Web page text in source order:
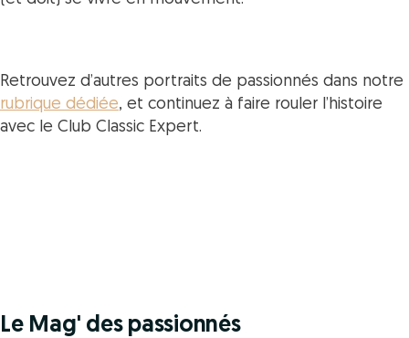
Retrouvez d’autres portraits de passionnés dans notre
rubrique dédiée, et continuez à faire rouler l’histoire
avec le Club Classic Expert.
Le Mag' des passionnés